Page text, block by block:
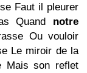
Faut il pleurer
Quand notre
Ou vouloir
Le miroir de la
Mais son reflet